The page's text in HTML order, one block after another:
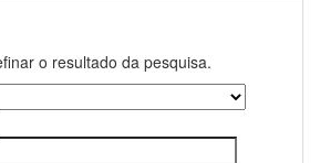
o resultado da pesquisa.